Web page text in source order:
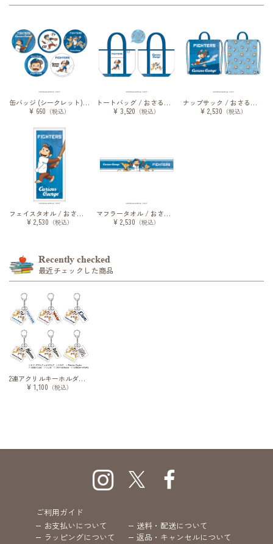
缶バッジ (シークレット) / おさるのジョージ / 2026
¥ 660 （税込）
トートバッグ / おさるのジョージ / 2026
¥ 3,520 （税込）
ナップサック / おさるのジョージ / 2026
¥ 2,530 （税込）
フェイスタオル / おさるのジョージ / 2026
¥ 2,530 （税込）
マフラータオル / おさるのジョージ / 2026
¥ 2,530 （税込）
Recently checked
最近チェックした商品
2連アクリルキーホルダー / おさるのジョージ / 2026
¥ 1,100 （税込）
ご利用ガイド
お支払いについて
送料・配送について
ラッピングについて
返品・キャンセルについて